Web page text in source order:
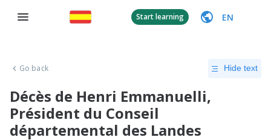
Start learning EN
Go back Hide text
Décès de Henri Emmanuelli,
Président du Conseil
départemental des Landes